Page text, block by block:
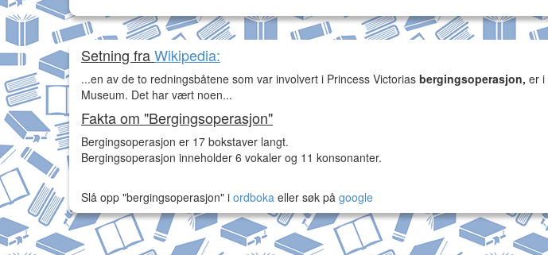
Setning fraWikipedia:
...en av de to redningsbåtene som var involvert i Princess Victorias bergingsoperasjon, er i
Museum. Det har vært noen...
Fakta om "Bergingsoperasjon"
Bergingsoperasjon er 17 bokstaver langt.
Bergingsoperasjon inneholder 6 vokaler og 11 konsonanter.
Slå opp "bergingsoperasjon" i ordboka eller søk på google